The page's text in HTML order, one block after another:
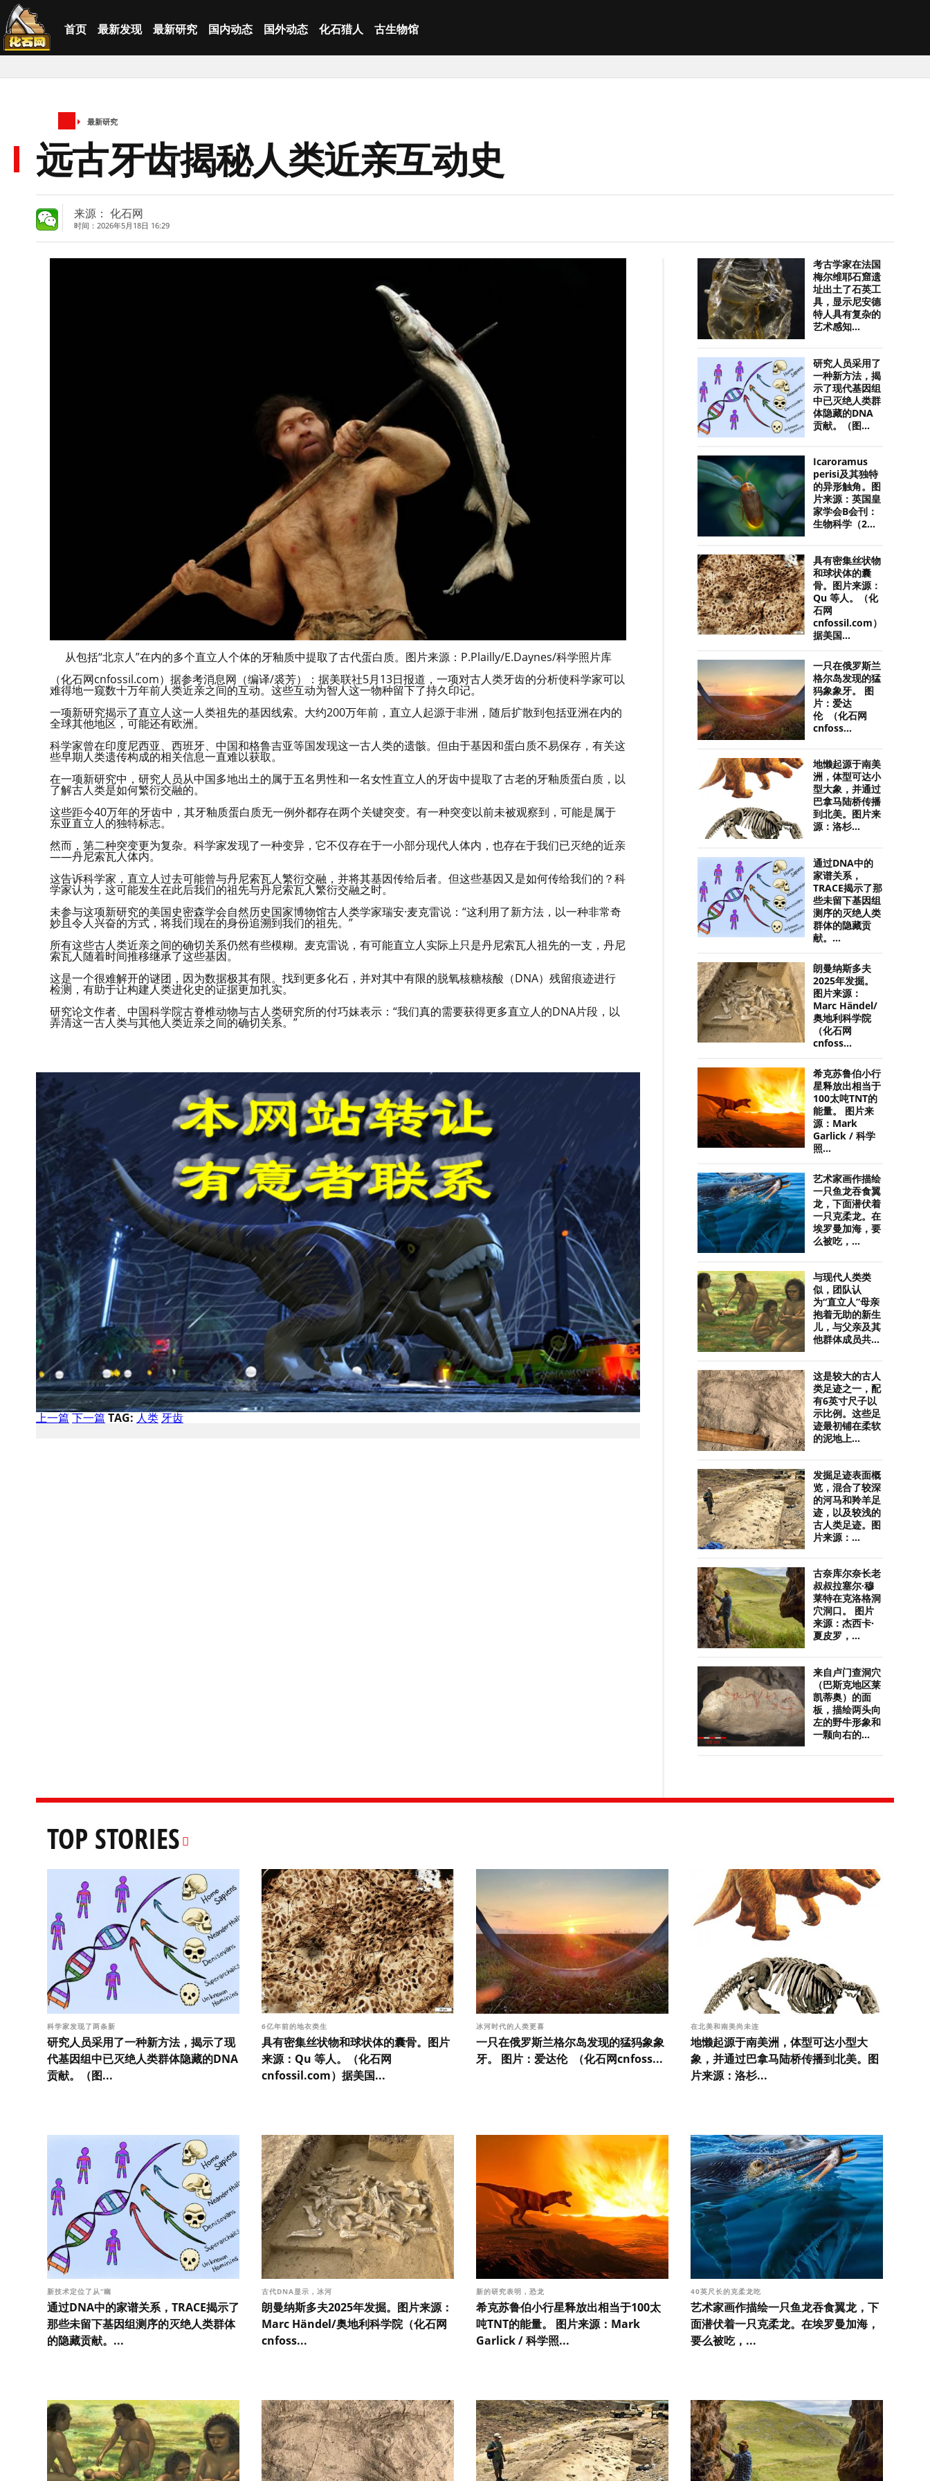
首页 最新发现 最新研究 国内动态 国外动态 化石猎人 古生物馆
最新研究
远古牙齿揭秘人类近亲互动史
来源： 化石网
时间：2026年5月18日 16:29
从包括“北京人”在内的多个直立人个体的牙釉质中提取了古代蛋白质。图片来源：P.Plailly/E.Daynes/科学照片库
（化石网cnfossil.com）据参考消息网（编译/裘芳）：据美联社5月13日报道，一项对古人类牙齿的分析使科学家可以
难得地一窥数十万年前人类近亲之间的互动。这些互动为智人这一物种留下了持久印记。
一项新研究揭示了直立人这一人类祖先的基因线索。大约200万年前，直立人起源于非洲，随后扩散到包括亚洲在内的
全球其他地区，可能还有欧洲。
科学家曾在印度尼西亚、西班牙、中国和格鲁吉亚等国发现这一古人类的遗骸。但由于基因和蛋白质不易保存，有关这
些早期人类遗传构成的相关信息一直难以获取。
在一项新研究中，研究人员从中国多地出土的属于五名男性和一名女性直立人的牙齿中提取了古老的牙釉质蛋白质，以
了解古人类是如何繁衍交融的。
这些距今40万年的牙齿中，其牙釉质蛋白质无一例外都存在两个关键突变。有一种突变以前未被观察到，可能是属于
东亚直立人的独特标志。
然而，第二种突变更为复杂。科学家发现了一种变异，它不仅存在于一小部分现代人体内，也存在于我们已灭绝的近亲
——丹尼索瓦人体内。
这告诉科学家，直立人过去可能曾与丹尼索瓦人繁衍交融，并将其基因传给后者。但这些基因又是如何传给我们的？科
学家认为，这可能发生在此后我们的祖先与丹尼索瓦人繁衍交融之时。
未参与这项新研究的美国史密森学会自然历史国家博物馆古人类学家瑞安·麦克雷说：“这利用了新方法，以一种非常奇
妙且令人兴奋的方式，将我们现在的身份追溯到我们的祖先。”
所有这些古人类近亲之间的确切关系仍然有些模糊。麦克雷说，有可能直立人实际上只是丹尼索瓦人祖先的一支，丹尼
索瓦人随着时间推移继承了这些基因。
这是一个很难解开的谜团，因为数据极其有限。找到更多化石，并对其中有限的脱氧核糖核酸（DNA）残留痕迹进行
检测，有助于让构建人类进化史的证据更加扎实。
研究论文作者、中国科学院古脊椎动物与古人类研究所的付巧妹表示：“我们真的需要获得更多直立人的DNA片段，以
弄清这一古人类与其他人类近亲之间的确切关系。”
上一篇 下一篇 TAG: 人类 牙齿
考古学家在法国
梅尔维耶石窟遗
址出土了石英工
具，显示尼安德
特人具有复杂的
艺术感知...
研究人员采用了
一种新方法，揭
示了现代基因组
中已灭绝人类群
体隐藏的DNA
贡献。（图...
Icaroramus
perisi及其独特
的异形触角。图
片来源：英国皇
家学会B会刊：
生物科学（2...
具有密集丝状物
和球状体的囊
骨。图片来源：
Qu 等人。（化
石网
cnfossil.com）
据美国...
一只在俄罗斯兰
格尔岛发现的猛
犸象象牙。 图
片：爱达
伦 （化石网
cnfoss...
地懒起源于南美
洲，体型可达小
型大象，并通过
巴拿马陆桥传播
到北美。图片来
源：洛杉...
通过DNA中的
家谱关系，
TRACE揭示了那
些未留下基因组
测序的灭绝人类
群体的隐藏贡
献。...
朗曼纳斯多夫
2025年发掘。
图片来源：
Marc Händel/
奥地利科学院
（化石网
cnfoss...
希克苏鲁伯小行
星释放出相当于
100太吨TNT的
能量。 图片来
源：Mark
Garlick / 科学
照...
艺术家画作描绘
一只鱼龙吞食翼
龙，下面潜伏着
一只克柔龙。在
埃罗曼加海，要
么被吃，...
与现代人类类
似，团队认
为“直立人”母亲
抱着无助的新生
儿，与父亲及其
他群体成员共...
这是较大的古人
类足迹之一，配
有6英寸尺子以
示比例。这些足
迹最初铺在柔软
的泥地上...
发掘足迹表面概
览，混合了较深
的河马和羚羊足
迹，以及较浅的
古人类足迹。图
片来源：...
古奈库尔奈长老
叔叔拉塞尔·穆
莱特在克洛格洞
穴洞口。 图片
来源：杰西卡·
夏皮罗，...
来自卢门查洞穴
（巴斯克地区莱
凯蒂奥）的面
板，描绘两头向
左的野牛形象和
一颗向右的...
TOP STORIES
科学家发现了两条新
研究人员采用了一种新方法，揭示了现
代基因组中已灭绝人类群体隐藏的DNA
贡献。（图...
6亿年前的地衣类生
具有密集丝状物和球状体的囊骨。图片
来源：Qu 等人。（化石网
cnfossil.com）据美国...
冰河时代的人类更喜
一只在俄罗斯兰格尔岛发现的猛犸象象
牙。 图片：爱达伦 （化石网cnfoss...
在北美和南美尚未连
地懒起源于南美洲，体型可达小型大
象，并通过巴拿马陆桥传播到北美。图
片来源：洛杉...
新技术定位了从“幽
通过DNA中的家谱关系，TRACE揭示了
那些未留下基因组测序的灭绝人类群体
的隐藏贡献。...
古代DNA显示，冰河
朗曼纳斯多夫2025年发掘。图片来源：
Marc Händel/奥地利科学院（化石网
cnfoss...
新的研究表明，恐龙
希克苏鲁伯小行星释放出相当于100太
吨TNT的能量。 图片来源：Mark
Garlick / 科学照...
40英尺长的克柔龙吃
艺术家画作描绘一只鱼龙吞食翼龙，下
面潜伏着一只克柔龙。在埃罗曼加海，
要么被吃，...